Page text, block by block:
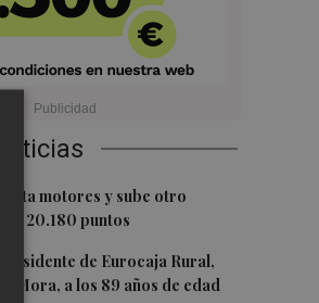
motores y sube otro
los 20.180 puntos
de Eurocaja Rural,
Mora, a los 89 años de edad